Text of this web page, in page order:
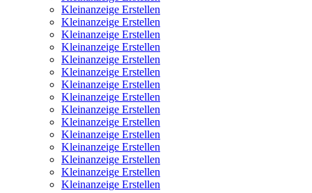
Kleinanzeige Erstellen
Kleinanzeige Erstellen
Kleinanzeige Erstellen
Kleinanzeige Erstellen
Kleinanzeige Erstellen
Kleinanzeige Erstellen
Kleinanzeige Erstellen
Kleinanzeige Erstellen
Kleinanzeige Erstellen
Kleinanzeige Erstellen
Kleinanzeige Erstellen
Kleinanzeige Erstellen
Kleinanzeige Erstellen
Kleinanzeige Erstellen
Kleinanzeige Erstellen